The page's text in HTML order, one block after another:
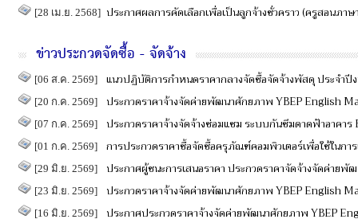
[28 เม.ย. 2568] ประกาศผลการคัดเลือกเพื่อเป็นลูกจ้างชั่วคราว (ครูสอนภาษ
ข่าวประกวดจัดซื้อ - จัดจ้าง
[06 ส.ค. 2569] แนวปฏิบัติการกำหนดราคากลางจัดซื้อจัดจ้างพัสดุ ประจำ
[20 ก.ค. 2569] ประกวดราคาจ้างจัดค่ายพัฒนาศักยภาพ YBEP English
[07 ก.ค. 2569] ประกวดราคาจ้างจัดจ้างซ่อมแซม ระบบกันซึมดาดฟ้าอาคาร
[01 ก.ค. 2569] การประกวดราคาซื้อจัดซื้อครุภัณฑ์คอมพิวเตอร์เพื่อใช้ในกา
[29 มิ.ย. 2569] ประกาศผู้ชนะการเสนอราคา ประกวดราคาจัดจ้างจัดค่าย
[23 มิ.ย. 2569] ประกวดราคาจ้างจัดค่ายพัฒนาศักยภาพ YBEP English
[16 มิ.ย. 2569] ประกาศประกวดราคาจ้างจัดค่ายพัฒนาศักยภาพ YBEP